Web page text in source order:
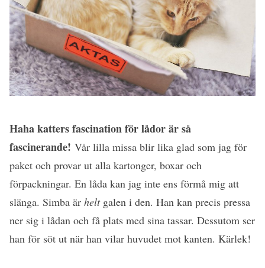
Haha katters fascination för lådor är så
fascinerande! Vår lilla missa blir lika glad som jag för
paket och provar ut alla kartonger, boxar och
förpackningar. En låda kan jag inte ens förmå mig att
slänga. Simba är heltgalen i den. Han kan precis pressa
ner sig i lådan och få plats med sina tassar. Dessutom ser
han för söt ut när han vilar huvudet mot kanten. Kärlek!